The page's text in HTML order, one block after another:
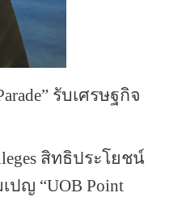
รับเศรษฐกิจ
สิทธิประโยชน์
ปญ “UOB Point